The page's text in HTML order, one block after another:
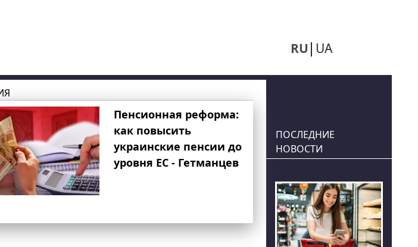
RU UA
Пенсионная реформа:
как повысить
украинские пенсии до
уровня ЕС - Гетманцев
ПОСЛЕДНИЕ
НОВОСТИ